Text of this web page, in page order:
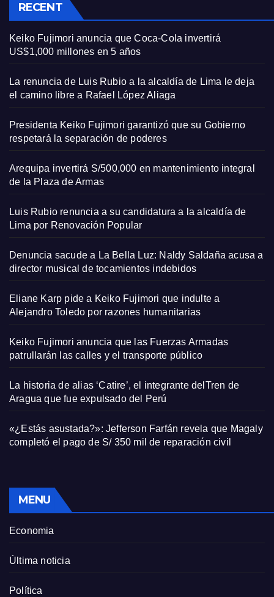
RECENT
Keiko Fujimori anuncia que Coca-Cola invertirá
US$1,000 millones en 5 años
La renuncia de Luis Rubio a la alcaldía de Lima le deja
el camino libre a Rafael López Aliaga
Presidenta Keiko Fujimori garantizó que su Gobierno
respetará la separación de poderes
Arequipa invertirá S/500,000 en mantenimiento integral
de la Plaza de Armas
Luis Rubio renuncia a su candidatura a la alcaldía de
Lima por Renovación Popular
Denuncia sacude a La Bella Luz: Naldy Saldaña acusa a
director musical de tocamientos indebidos
Eliane Karp pide a Keiko Fujimori que indulte a
Alejandro Toledo por razones humanitarias
Keiko Fujimori anuncia que las Fuerzas Armadas
patrullarán las calles y el transporte público
La historia de alias ‘Catire’, el integrante delTren de
Aragua que fue expulsado del Perú
«¿Estás asustada?»: Jefferson Farfán revela que Magaly
completó el pago de S/ 350 mil de reparación civil
MENU
Economia
Última noticia
Política